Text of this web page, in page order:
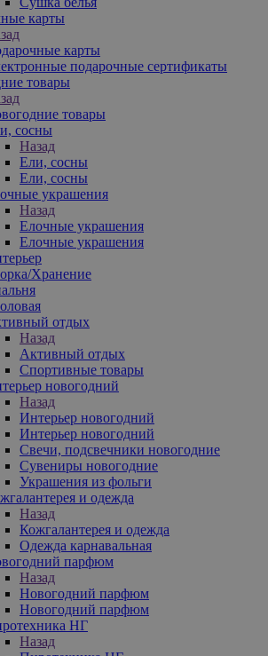
карты
карты
подарочные сертификаты
товары
товары
сосны
Назад
Ели, сосны
Ели, сосны
украшения
Назад
Елочные украшения
Елочные украшения
Хранение
отдых
Назад
Активный отдых
Спортивные товары
новогодний
Назад
Интерьер новогодний
Интерьер новогодний
Свечи, подсвечники новогодние
Сувениры новогодние
Украшения из фольги
и одежда
Назад
Кожгалантерея и одежда
Одежда карнавальная
парфюм
Назад
Новогодний парфюм
Новогодний парфюм
НГ
Назад